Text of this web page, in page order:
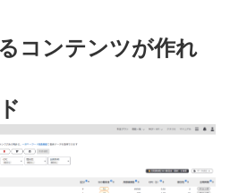
コンテンツが作れ